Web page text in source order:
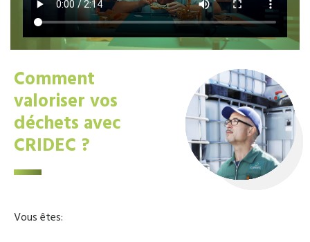
Comment
valoriser vos
déchets avec
CRIDEC ?
Vous êtes: